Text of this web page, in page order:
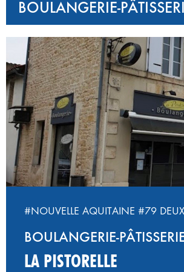
BOULANGERIE-
#NOUVELLE AQUITAINE #79
BOULANGERIE-
LA PISTORELLE